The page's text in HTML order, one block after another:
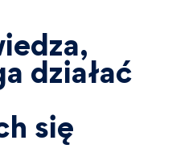
działać
się